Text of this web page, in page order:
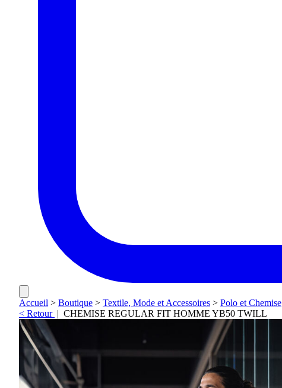
Accueil > Boutique > Textile, Mode et Accessoires > Polo et Chemise
< Retour | CHEMISE REGULAR FIT HOMME YB50 TWILL